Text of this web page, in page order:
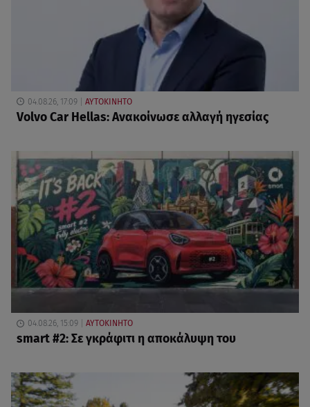
04.08.26, 17:09 ΑΥΤΟΚΙΝΗΤΟ
Volvo Car Hellas: Ανακοίνωσε αλλαγή ηγεσίας
04.08.26, 15:09 ΑΥΤΟΚΙΝΗΤΟ
smart #2: Σε γκράφιτι η αποκάλυψη του